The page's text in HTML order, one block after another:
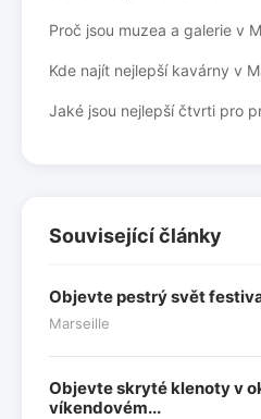
Proč jsou muzea a galerie v
Kde najít nejlepší kavárny v
Jaké jsou nejlepší čtvrti pro
Související články
Objevte pestrý svět
Marseille
Objevte skryté klenoty v
víkendovém...